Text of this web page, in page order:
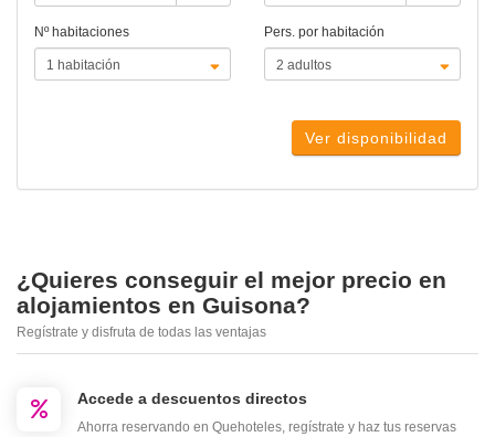
Nº habitaciones Pers. por habitación
Ver disponibilidad
¿Quieres conseguir el mejor precio en
alojamientos en Guisona?
Regístrate y disfruta de todas las ventajas
Accede a descuentos directos
Ahorra reservando en Quehoteles, regístrate y haz tus reservas